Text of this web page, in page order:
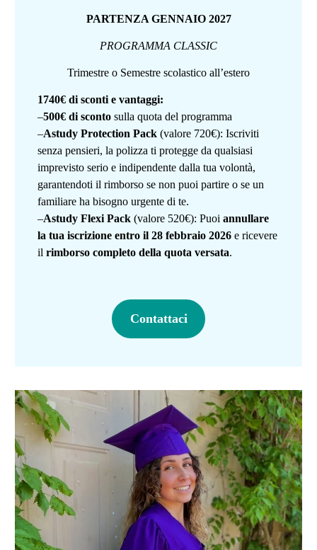
PARTENZA GENNAIO 2027
PROGRAMMA CLASSIC
Trimestre o Semestre scolastico all’estero
1740€ di sconti e vantaggi:
–500€ di sconto sulla quota del programma
–Astudy Protection Pack (valore 720€): Iscriviti
senza pensieri, la polizza ti protegge da qualsiasi
imprevisto serio e indipendente dalla tua volontà,
garantendoti il rimborso se non puoi partire o se un
familiare ha bisogno urgente di te.
–Astudy Flexi Pack (valore 520€): Puoiannullare
la tua iscrizione entro il 28 febbraio 2026e ricevere
ilrimborso completo della quota versata.
Contattaci